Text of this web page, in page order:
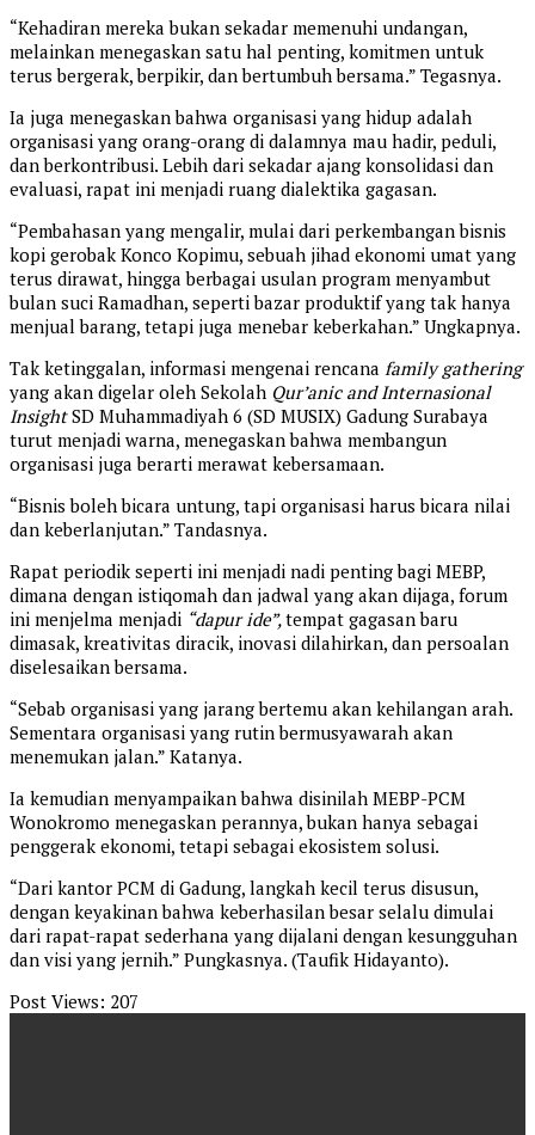
“Kehadiran mereka bukan sekadar memenuhi undangan,
melainkan menegaskan satu hal penting, komitmen untuk
terus bergerak, berpikir, dan bertumbuh bersama.” Tegasnya.
Ia juga menegaskan bahwa organisasi yang hidup adalah
organisasi yang orang-orang di dalamnya mau hadir, peduli,
dan berkontribusi. Lebih dari sekadar ajang konsolidasi dan
evaluasi, rapat ini menjadi ruang dialektika gagasan.
“Pembahasan yang mengalir, mulai dari perkembangan bisnis
kopi gerobak Konco Kopimu, sebuah jihad ekonomi umat yang
terus dirawat, hingga berbagai usulan program menyambut
bulan suci Ramadhan, seperti bazar produktif yang tak hanya
menjual barang, tetapi juga menebar keberkahan.” Ungkapnya.
Tak ketinggalan, informasi mengenai rencana family gathering
yang akan digelar oleh Sekolah Qur’anic and Internasional
InsightSD Muhammadiyah 6 (SD MUSIX) Gadung Surabaya
turut menjadi warna, menegaskan bahwa membangun
organisasi juga berarti merawat kebersamaan.
“Bisnis boleh bicara untung, tapi organisasi harus bicara nilai
dan keberlanjutan.” Tandasnya.
Rapat periodik seperti ini menjadi nadi penting bagi MEBP,
dimana dengan istiqomah dan jadwal yang akan dijaga, forum
ini menjelma menjadi “dapur ide”,tempat gagasan baru
dimasak, kreativitas diracik, inovasi dilahirkan, dan persoalan
diselesaikan bersama.
“Sebab organisasi yang jarang bertemu akan kehilangan arah.
Sementara organisasi yang rutin bermusyawarah akan
menemukan jalan.” Katanya.
Ia kemudian menyampaikan bahwa disinilah MEBP-PCM
Wonokromo menegaskan perannya, bukan hanya sebagai
penggerak ekonomi, tetapi sebagai ekosistem solusi.
“Dari kantor PCM di Gadung, langkah kecil terus disusun,
dengan keyakinan bahwa keberhasilan besar selalu dimulai
dari rapat-rapat sederhana yang dijalani dengan kesungguhan
dan visi yang jernih.” Pungkasnya. (Taufik Hidayanto).
Post Views: 207